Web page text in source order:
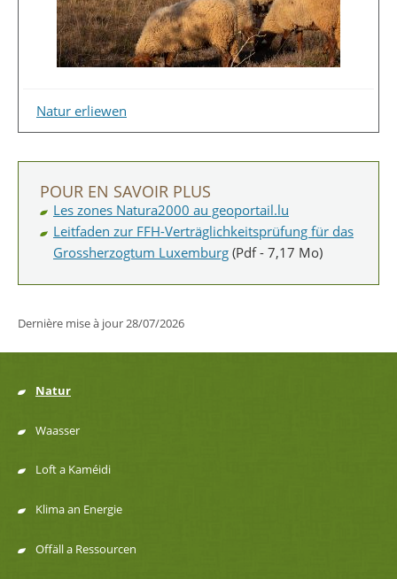
Natur erliewen
POUR EN SAVOIR PLUS
Les zones Natura2000 au geoportail.lu
Leitfaden zur FFH-Verträglichkeitsprüfung für das
Grossherzogtum Luxemburg (Pdf - 7,17 Mo)
Dernière mise à jour28/07/2026
Menu
de
navigation
Natur
Waasser
Loft a Kaméidi
Klima an Energie
Offäll a Ressourcen